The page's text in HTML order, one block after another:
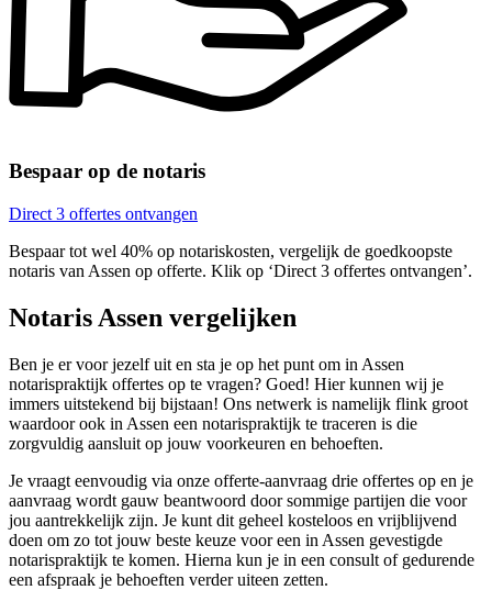
Bespaar op de notaris
Direct 3 offertes ontvangen
Bespaar tot wel 40% op notariskosten, vergelijk de goedkoopste
notaris van Assen op offerte. Klik op ‘Direct 3 offertes ontvangen’.
Notaris Assen vergelijken
Ben je er voor jezelf uit en sta je op het punt om in Assen
notarispraktijk offertes op te vragen? Goed! Hier kunnen wij je
immers uitstekend bij bijstaan! Ons netwerk is namelijk flink groot
waardoor ook in Assen een notarispraktijk te traceren is die
zorgvuldig aansluit op jouw voorkeuren en behoeften.
Je vraagt eenvoudig via onze offerte-aanvraag drie offertes op en je
aanvraag wordt gauw beantwoord door sommige partijen die voor
jou aantrekkelijk zijn. Je kunt dit geheel kosteloos en vrijblijvend
doen om zo tot jouw beste keuze voor een in Assen gevestigde
notarispraktijk te komen. Hierna kun je in een consult of gedurende
een afspraak je behoeften verder uiteen zetten.